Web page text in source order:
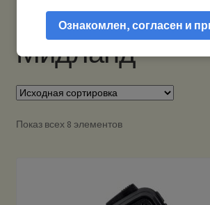
Мой аккаунт
Мидланд
Показ всех 8 элементов
Ознакомлен, согласен и